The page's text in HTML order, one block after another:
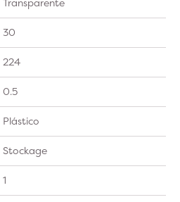
30
224
0.5
Plástico
Stockage
1